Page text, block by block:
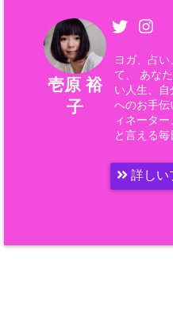
壱原 裕
子
ヨガ、占
て、 あな
い人生、
へのお手
ィネータ
と言える
詳しい